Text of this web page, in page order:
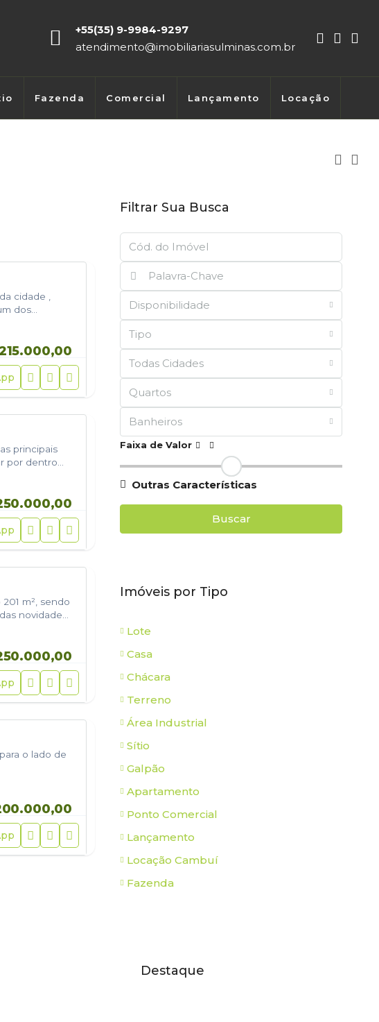
+55(35) 9-9984-9297
atendimento@imobiliariasulminas.com.br
Fazenda Comercial Lançamento Locação
cidade ,
dos
principais
por dentro
m², sendo
novidades,
o lado de
Filtrar Sua Busca
Disponibilidade
Tipo
Todas Cidades
Quartos
Banheiros
Faixa de Valor
Outras Características
Buscar
Imóveis por Tipo
Lote
Casa
Chácara
Terreno
Área Industrial
Sítio
Galpão
Apartamento
Ponto Comercial
Lançamento
Locação Cambuí
Fazenda
Destaque